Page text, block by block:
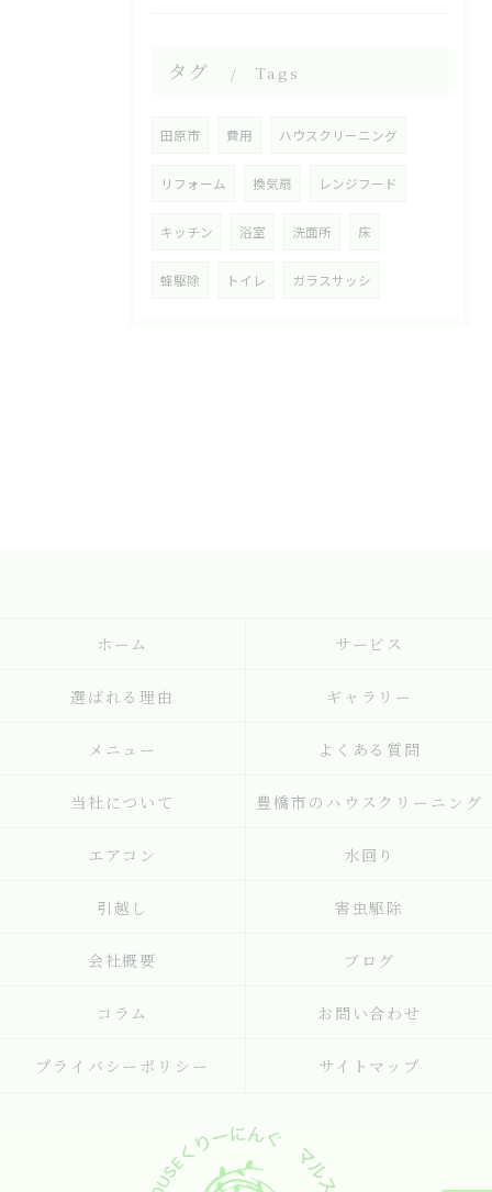
タグ Tags
田原市 費用 ハウスクリーニング
リフォーム 換気扇 レンジフード
キッチン 浴室 洗面所 床
蜂駆除 トイレ ガラスサッシ
ホーム サービス
選ばれる理由 ギャラリー
メニュー よくある質問
当社について 豊橋市のハウスクリーニング
エアコン 水回り
引越し 害虫駆除
会社概要 ブログ
コラム お問い合わせ
プライバシーポリシー サイトマップ